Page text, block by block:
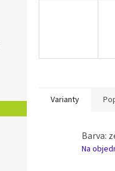
Varianty
Barva:
Na